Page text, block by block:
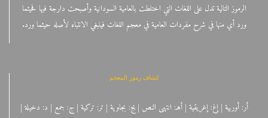
الرموز التالية تدل على اللغات التي اختلطت بالعامية السودانية وأصبحت دارجة فيها فحيثما
ورد أي منها في شرح مفردات العامية في معجم اللغات فينبغي الانتباه لأصله حيثما ورد.
كشاف رموز المعجم
أر: أوربية | إغ: إغريقية | أهـ: انتهى النص | بج: بجاوية | تر: تركية | ج: جمع | د: دخيلة |